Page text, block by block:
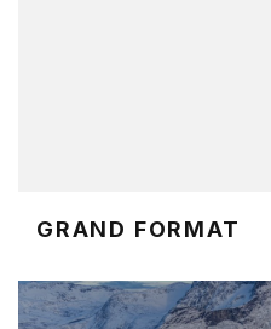
GRAND FORMAT